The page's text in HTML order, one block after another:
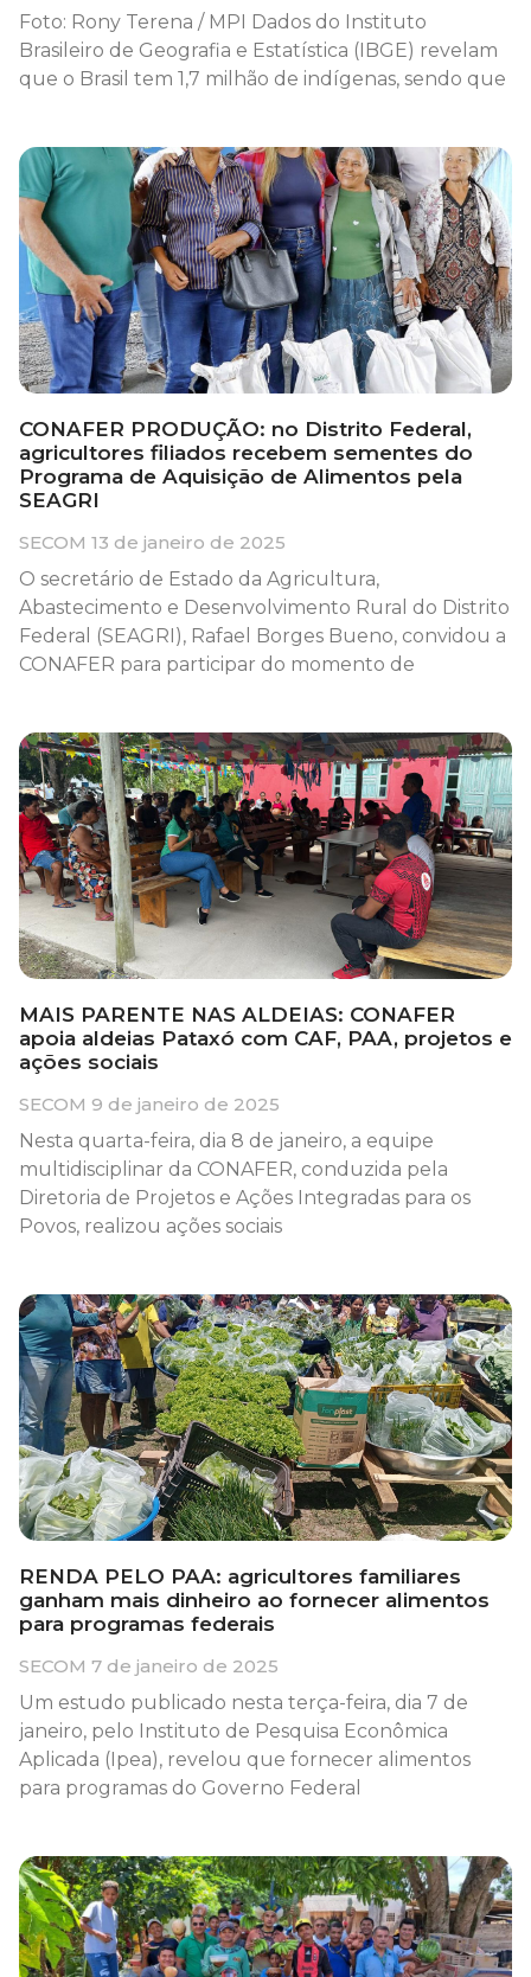
Foto: Rony Terena / MPI Dados do Instituto
Brasileiro de Geografia e Estatística (IBGE) revelam
que o Brasil tem 1,7 milhão de indígenas, sendo que
CONAFER PRODUÇÃO: no Distrito Federal,
agricultores filiados recebem sementes do
Programa de Aquisição de Alimentos pela
SEAGRI
SECOM 13 de janeiro de 2025
O secretário de Estado da Agricultura,
Abastecimento e Desenvolvimento Rural do Distrito
Federal (SEAGRI), Rafael Borges Bueno, convidou a
CONAFER para participar do momento de
MAIS PARENTE NAS ALDEIAS: CONAFER
apoia aldeias Pataxó com CAF, PAA, projetos e
ações sociais
SECOM 9 de janeiro de 2025
Nesta quarta-feira, dia 8 de janeiro, a equipe
multidisciplinar da CONAFER, conduzida pela
Diretoria de Projetos e Ações Integradas para os
Povos, realizou ações sociais
RENDA PELO PAA: agricultores familiares
ganham mais dinheiro ao fornecer alimentos
para programas federais
SECOM 7 de janeiro de 2025
Um estudo publicado nesta terça-feira, dia 7 de
janeiro, pelo Instituto de Pesquisa Econômica
Aplicada (Ipea), revelou que fornecer alimentos
para programas do Governo Federal